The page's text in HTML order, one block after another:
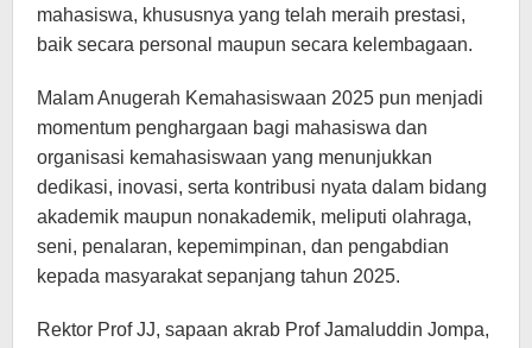
mahasiswa, khususnya yang telah meraih prestasi,
baik secara personal maupun secara kelembagaan.
Malam Anugerah Kemahasiswaan 2025 pun menjadi
momentum penghargaan bagi mahasiswa dan
organisasi kemahasiswaan yang menunjukkan
dedikasi, inovasi, serta kontribusi nyata dalam bidang
akademik maupun nonakademik, meliputi olahraga,
seni, penalaran, kepemimpinan, dan pengabdian
kepada masyarakat sepanjang tahun 2025.
Rektor Prof JJ, sapaan akrab Prof Jamaluddin Jompa,